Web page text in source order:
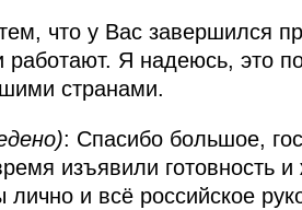
что у Вас завершился
работают. Я надеюсь, это
странами.
: Спасибо большое,
изъявили готовность
лично и всё российское